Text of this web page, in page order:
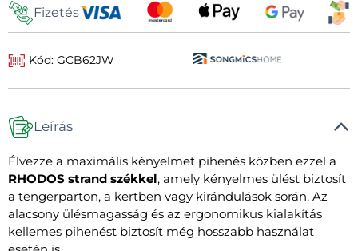
Fizetés
Kód: GCB62JW
Leírás
Élvezze a maximális kényelmet pihenés közben ezzel a
RHODOS strand székkel, amely kényelmes ülést biztosít
a tengerparton, a kertben vagy kirándulások során. Az
alacsony ülésmagasság és az ergonomikus kialakítás
kellemes pihenést biztosít még hosszabb használat